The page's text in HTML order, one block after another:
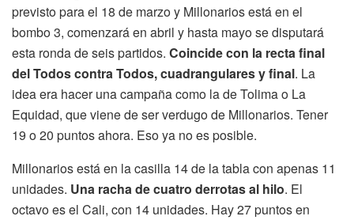
previsto para el 18 de marzo y Millonarios está en el
bombo 3, comenzará en abril y hasta mayo se disputará
esta ronda de seis partidos. Coincide con la recta final
del Todos contra Todos, cuadrangulares y final. La
idea era hacer una campaña como la de Tolima o La
Equidad, que viene de ser verdugo de Millonarios. Tener
19 o 20 puntos ahora. Eso ya no es posible.
Millonarios está en la casilla 14 de la tabla con apenas 11
unidades. Una racha de cuatro derrotas al hilo. El
octavo es el Cali, con 14 unidades. Hay 27 puntos en